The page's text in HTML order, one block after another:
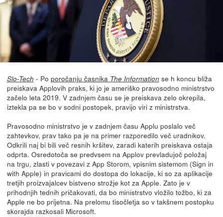
Slo-Tech - Po poročanju časnika The Information se h koncu bliža
preiskava Applovih praks, ki jo je ameriško pravosodno ministrstvo
začelo leta 2019. V zadnjem času se je preiskava zelo okrepila,
iztekla pa se bo v sodni postopek, pravijo viri z ministrstva.
Pravosodno ministrstvo je v zadnjem času Applu poslalo več
zahtevkov, prav tako pa je na primer razporedilo več uradnikov.
Odkrili naj bi bili več resnih kršitev, zaradi katerih preiskava ostaja
odprta. Osredotoča se predvsem na Applov prevladujoč položaj
na trgu, zlasti v povezavi z App Storom, vpisnim sistemom (Sign in
with Apple) in pravicami do dostopa do lokacije, ki so za aplikacije
tretjih proizvajalcev bistveno strožje kot za Apple. Zato je v
prihodnjih tednih pričakovati, da bo ministrstvo vložilo tožbo, ki za
Apple ne bo prijetna. Na prelomu tisočletja so v takšnem postopku
skorajda razkosali Microsoft.